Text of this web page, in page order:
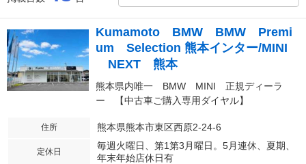
Kumamoto BMW BMW Premi
um Selection 熊本インター/MINI
NEXT 熊本
熊本県内唯一 BMW MINI 正規ディーラ
ー 【中古車ご購入専用ダイヤル】
住所 熊本県熊本市東区西原2-24-6
定休日
毎週火曜日、第1第3月曜日。5月連休、夏期、
年末年始店休日有